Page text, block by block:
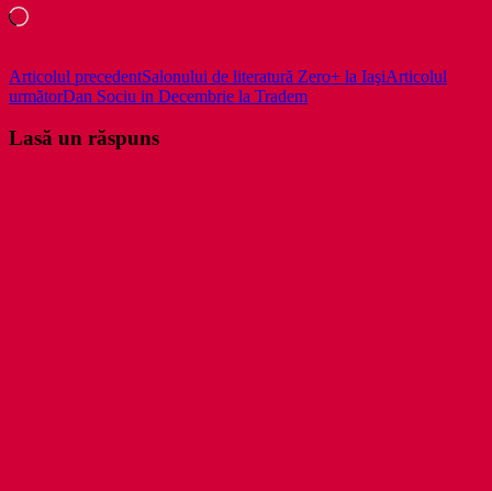
Încarc...
Navigare
în
articole
Articolul precedentSalonului de literatură Zero+ la IaşiArticolul
următorDan Sociu in Decembrie la Tradem
Lasă un răspuns